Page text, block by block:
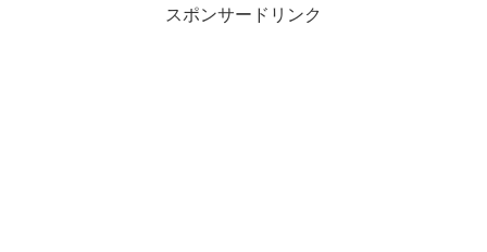
スポンサードリンク